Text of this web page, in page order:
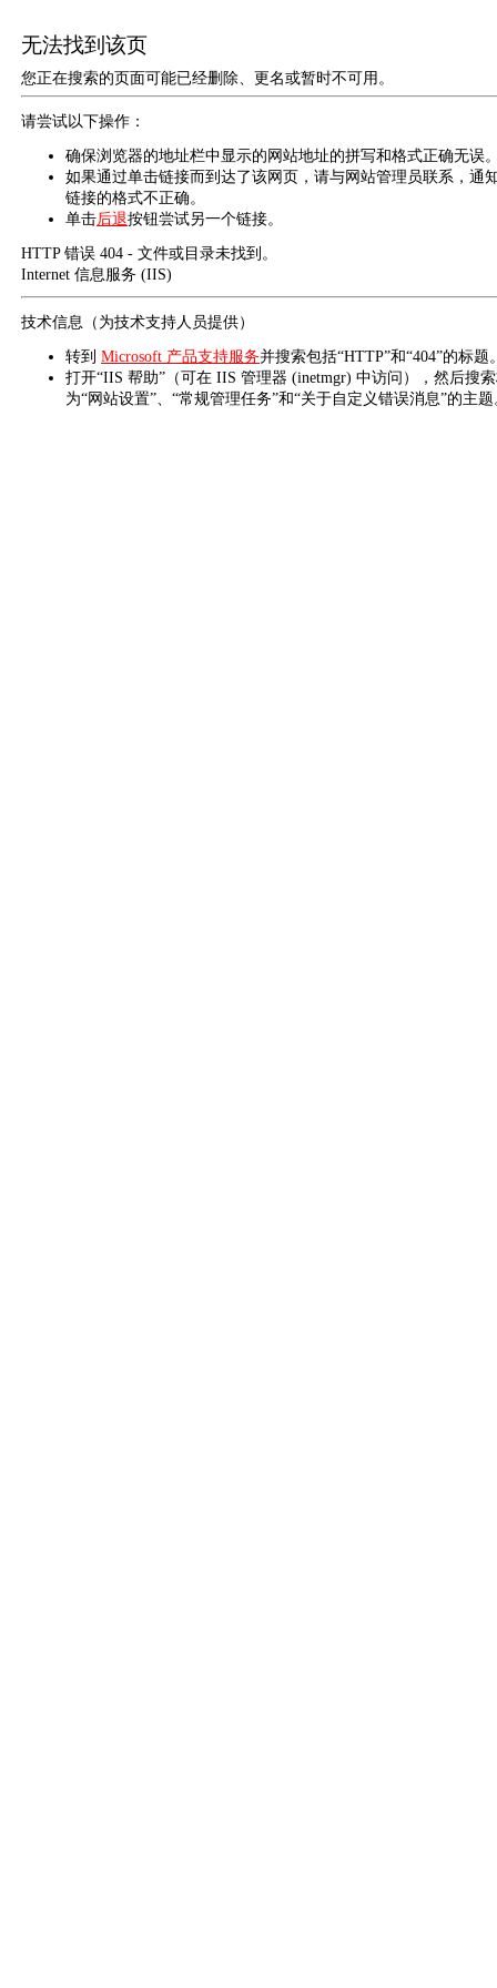
无法找到该页
您正在搜索的页面可能已经删除、更名或暂时不可用。
请尝试以下操作：
确保浏览器的地址栏中显示的网站地址的拼写和格式正确无误
如果通过单击链接而到达了该网页，请与网站管理员联系，通
链接的格式不正确。
单击后退按钮尝试另一个链接。
HTTP 错误 404 - 文件或目录未找到。
Internet 信息服务 (IIS)
技术信息（为技术支持人员提供）
转到 Microsoft 产品支持服务并搜索包括“HTTP”和“404”的标题
打开“IIS 帮助”（可在 IIS 管理器 (inetmgr) 中访问），然后搜
为“网站设置”、“常规管理任务”和“关于自定义错误消息”的主题